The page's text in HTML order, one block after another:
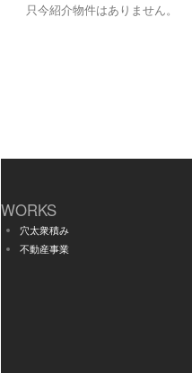
只今紹介物件はありません。
WORKS
穴太衆積み
不動産事業